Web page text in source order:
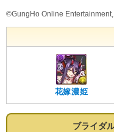
©GungHo Online
花嫁濃姫
ブライダ